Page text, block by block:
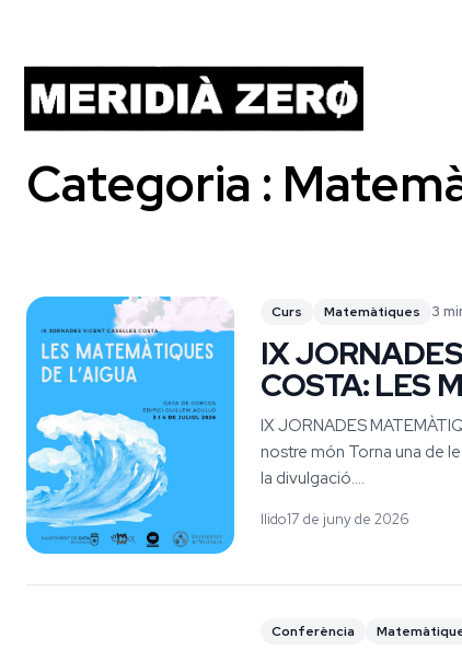
Categoria :
Curs Matemàtiques 3
IX
COSTA: LES
IX JORNADES
nostre món Torna una de
la divulgació....
llido17 de juny de 2026
Conferència